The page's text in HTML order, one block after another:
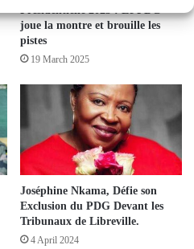
Présidentielle 2025 : Le PDG
joue la montre et brouille les
pistes
19 March 2025
Joséphine Nkama, Défie son
Exclusion du PDG Devant les
Tribunaux de Libreville.
4 April 2024